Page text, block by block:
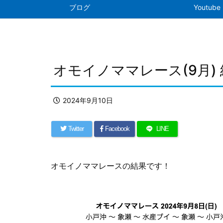
ブログ Youtube
オモイノママレース(9月)
2024年9月10日
Twitter Facebook LINE
オモイノママレースの結果です！